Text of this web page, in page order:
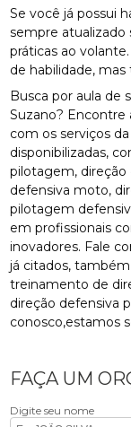
Se você já possui
sempre atualizado
práticas ao
de habilidade,
Busca por aula de
Suzano? Encontre
com os serviços
disponibilizadas,
pilotagem, direção
defensiva moto,
pilotagem
em profissionais
inovadores. Fale
já citados,
treinamento de
direção defensiva
conosco,estamos
FAÇA UM
Digite seu nome